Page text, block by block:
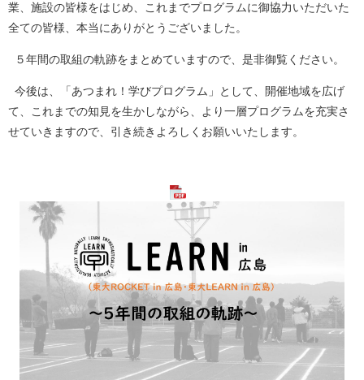
業、施設の皆様をはじめ、これまでプログラムに御協力いただいた
全ての皆様、本当にありがとうございました。
５年間の取組の軌跡をまとめていますので、是非御覧ください。
今後は、「あつまれ！学びプログラム」として、開催地域を広げ
て、これまでの知見を生かしながら、より一層プログラムを充実さ
せていきますので、引き続きよろしくお願いいたします。